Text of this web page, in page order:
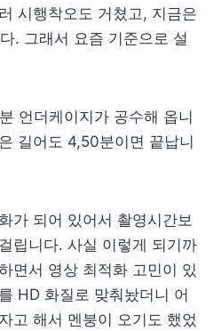
시행착오도 거쳤고, 지금은
. 그래서 요즘 기준으로 설
언더케이지가 공수해 옵니
길어도 4,50분이면 끝납니
가 되어 있어서 촬영시간보
립니다. 사실 이렇게 되기까
면서 영상 최적화 고민이 있
HD 화질로 맞춰놨더니 어
고 해서 멘붕이 오기도 했었